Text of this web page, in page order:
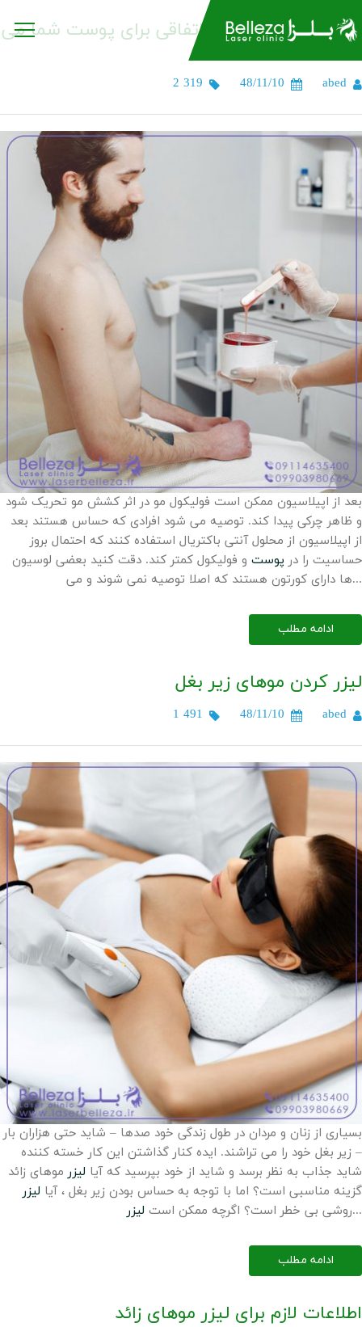
بعد از اپیلاسیون چه اتفاقی برای پوست شما می
abed
48/11/10
2 319
بعد از اپیلاسیون ممکن است فولیکول مو در اثر کشش مو تحریک شود
و ظاهر چرکی پیدا کند. توصیه می شود افرادی که حساس هستند بعد
از اپیلاسیون از محلول آنتی باکتریال استفاده کنند که احتمال بروز
حساسیت را در پوست و فولیکول کمتر کند. دقت کنید بعضی لوسیون
ها دارای کورتون هستند که اصلا توصیه نمی شوند و می...
ادامه مطلب
لیزر کردن موهای زیر بغل
abed
48/11/10
1 491
بسیاری از زنان و مردان در طول زندگی خود صدها – شاید حتی هزاران بار
– زیر بغل خود را می تراشند. ایده کنار گذاشتن این کار خسته کننده
شاید جذاب به نظر برسد و شاید از خود بپرسید که آیا لیزر موهای زائد
گزینه مناسبی است؟ اما با توجه به حساس بودن زیر بغل ، آیا لیزر
روشی بی خطر است؟ اگرچه ممکن است لیزر ...
ادامه مطلب
اطلاعات لازم برای لیزر موهای زائد